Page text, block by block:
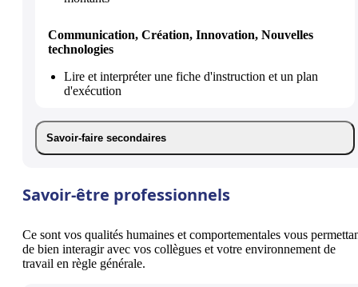
Communication, Création, Innovation, Nouvelles
technologies
Lire et interpréter une fiche d'instruction et un plan
d'exécution
Savoir-faire secondaires
Savoir-être professionnels
Ce sont vos qualités humaines et comportementales vous
de bien interagir avec vos collègues et votre environnement de
travail en règle générale.